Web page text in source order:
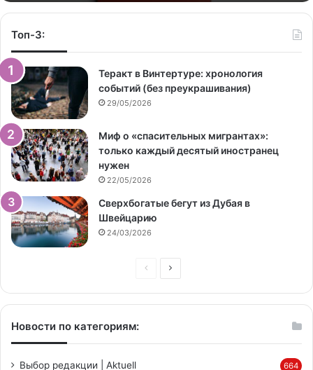
Топ-3:
Теракт в Винтертуре: хронология
событий (без преукрашивания)
29/05/2026
Миф о «спасительных мигрантах»:
только каждый десятый иностранец
нужен
22/05/2026
Сверхбогатые бегут из Дубая в
Швейцарию
24/03/2026
Предыдущая
Следующая
Новости по категориям:
Выбор редакции | Aktuell 664